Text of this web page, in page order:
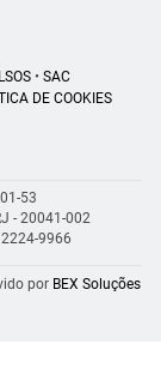
• SAC
DE COOKIES
53
- 20041-002
9966
por BEX Soluções